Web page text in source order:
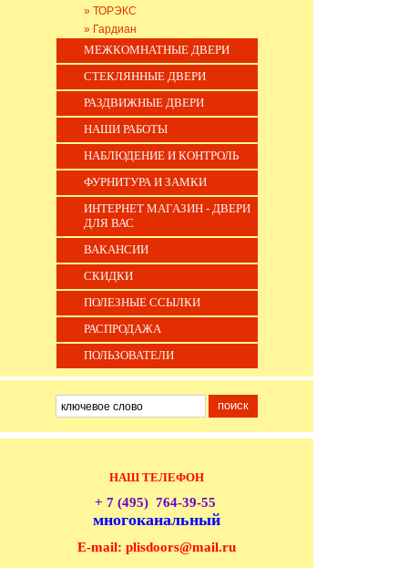
» ТОРЭКС
» Гардиан
МЕЖКОМНАТНЫЕ ДВЕРИ
СТЕКЛЯННЫЕ ДВЕРИ
РАЗДВИЖНЫЕ ДВЕРИ
НАШИ РАБОТЫ
НАБЛЮДЕНИЕ И КОНТРОЛЬ
ФУРНИТУРА И ЗАМКИ
ИНТЕРНЕТ МАГАЗИН - ДВЕРИ
ДЛЯ ВАС
ВАКАНСИИ
СКИДКИ
ПОЛЕЗНЫЕ ССЫЛКИ
РАСПРОДАЖА
ПОЛЬЗОВАТЕЛИ
НАШ ТЕЛЕФОН
+ 7 (495) 764-39-55
многоканальный
E-mail: plisdoors@mail.ru